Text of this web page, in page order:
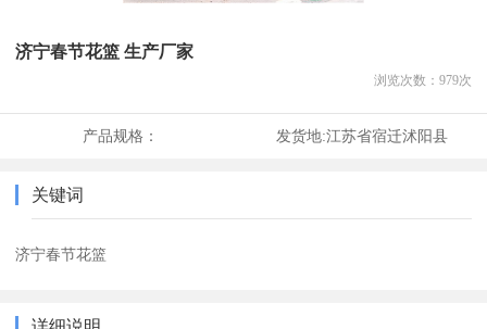
济宁春节花篮 生产厂家
浏览次数： 979次
产品规格： 发货地:江苏省宿迁沭阳县
关键词
济宁春节花篮